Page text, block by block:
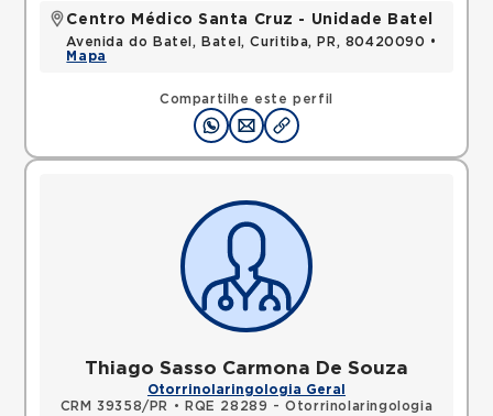
Compartilhe este perfil
Centro Médico Santa Cruz - Unidade Batel
Avenida do Batel, Batel, Curitiba, PR, 80420090 •
Mapa
Thiago Sasso Carmona De Souza
Otorrinolaringologia Geral
CRM 39358/PR
•
RQE 28289 - Otorrinolaringologia